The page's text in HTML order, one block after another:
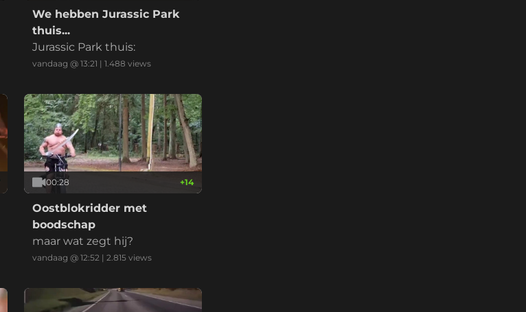
We hebben Jurassic Park
thuis...
Jurassic Park thuis:
vandaag @ 13:21 |1.488 views
00:28 +14
Oostblokridder met
boodschap
maar wat zegt hij?
vandaag @ 12:52 |2.815 views